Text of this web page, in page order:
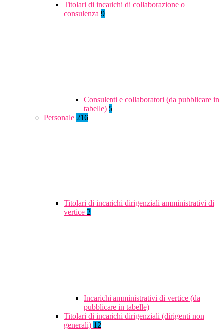
Titolari di incarichi di collaborazione o
consulenza 9
Consulenti e collaboratori (da pubblicare in
tabelle) 5
Personale 216
Titolari di incarichi dirigenziali amministrativi di
vertice 2
Incarichi amministrativi di vertice (da
pubblicare in tabelle)
Titolari di incarichi dirigenziali (dirigenti non
generali) 12